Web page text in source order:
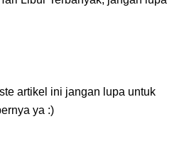
artikel ini jangan lupa untuk
ya :)